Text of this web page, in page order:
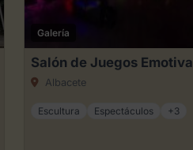
Galería
Salón de Juegos Emotiva
Albacete
Escultura Espectáculos +3